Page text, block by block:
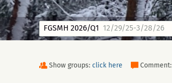
FGSMH 2026/Q1 12/29/25-3/28/26
Show groups: click here Comment: